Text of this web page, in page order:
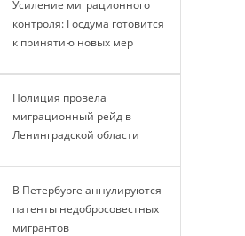
Усиление миграционного
контроля: Госдума готовится
к принятию новых мер
Полиция провела
миграционный рейд в
Ленинградской области
В Петербурге аннулируются
патенты недобросовестных
мигрантов